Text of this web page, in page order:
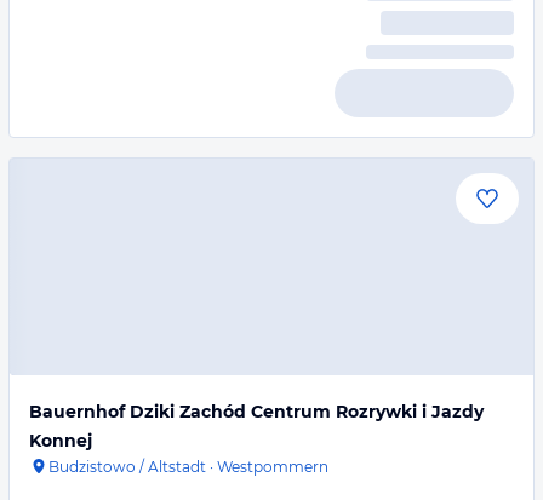
Bauernhof Dziki Zachód Centrum Rozrywki i Jazdy
Konnej
Budzistowo / Altstadt · Westpommern